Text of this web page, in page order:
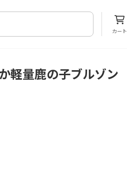
カート
軽量鹿の子ブルゾン